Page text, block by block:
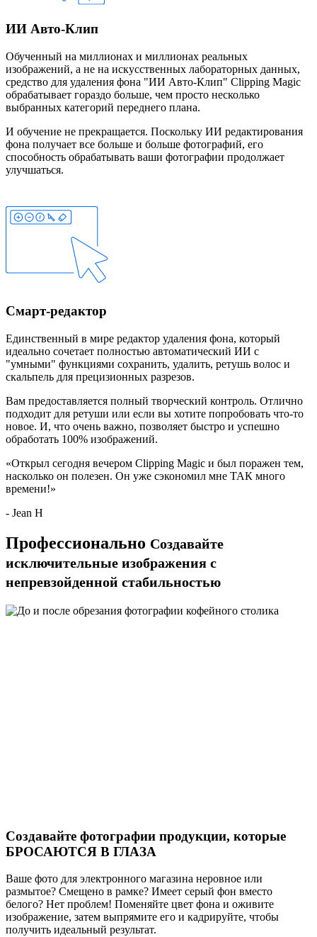
ИИ Авто-Клип
Обученный на миллионах и миллионах реальных
изображений, а не на искусственных лабораторных данных,
средство для удаления фона "ИИ Авто-Клип" Clipping Magic
обрабатывает гораздо больше, чем просто несколько
выбранных категорий переднего плана.
И обучение не прекращается. Поскольку ИИ редактирования
фона получает все больше и больше фотографий, его
способность обрабатывать ваши фотографии продолжает
улучшаться.
Смарт-редактор
Единственный в мире редактор удаления фона, который
идеально сочетает полностью автоматический ИИ с
"умными" функциями сохранить, удалить, ретушь волос и
скальпель для прецизионных разрезов.
Вам предоставляется полный творческий контроль. Отлично
подходит для ретуши или если вы хотите попробовать что-то
новое. И, что очень важно, позволяет быстро и успешно
обработать 100% изображений.
«Открыл сегодня вечером Clipping Magic и был поражен тем,
насколько он полезен. Он уже сэкономил мне ТАК много
времени!»
- Jean H
Профессионально Создавайте
исключительные изображения с
непревзойденной стабильностью
Создавайте фотографии продукции, которые
БРОСАЮТСЯ В ГЛАЗА
Ваше фото для электронного магазина неровное или
размытое? Смещено в рамке? Имеет серый фон вместо
белого? Нет проблем! Поменяйте цвет фона и оживите
изображение, затем выпрямите его и кадрируйте, чтобы
получить идеальный результат.